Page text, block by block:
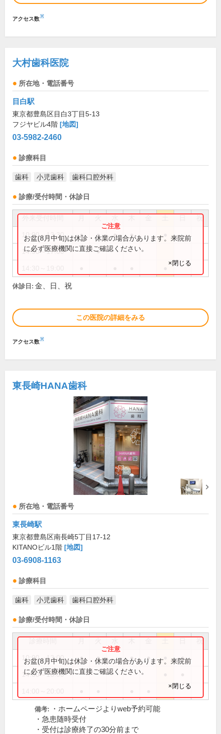
アクセス数※
大村歯科医院
所在地・電話番号
目白駅
東京都豊島区目白3丁目5-13
フジヤビル4階 [地図]
03-5982-2460
診療科目
歯科 小児歯科 歯科口腔外科
診療/受付時間・休診日
祝
10:00～13:30 ● ● ● ●
14:30～17:00 ●
お盆(8月中旬)は休診・休業の場合があります。来院前
に必ず医療機関に直接ご確認ください。
×閉じる
休診日: 金、日、祝
この医院の詳細をみる
アクセス数※
東長崎HANA歯科
所在地・電話番号
東長崎駅
東京都豊島区南長崎5丁目17-12
KITANOビル1階 [地図]
03-6908-1163
診療科目
歯科 小児歯科 歯科口腔外科
診療/受付時間・休診日
祝
10:00～13:00 ● ● ● ● ●
14:00～18:00
お盆(8月中旬)は休診・休業の場合があります。来院前
に必ず医療機関に直接ご確認ください。
×閉じる
備考:
・ホームページよりweb予約可能
・急患随時受付
・受付は診療終了の30分前まで